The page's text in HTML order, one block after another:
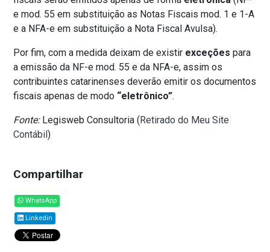
e mod. 55 em substituição as Notas Fiscais mod. 1 e 1-A
e a NFA-e em substituição a Nota Fiscal Avulsa).
Por fim, com a medida deixam de existir exceções para
a emissão da NF-e mod. 55 e da NFA-e, assim os
contribuintes catarinenses deverão emitir os documentos
fiscais apenas de modo “eletrônico”.
Fonte:Legisweb Consultoria (Retirado do Meu Site
Contábil)
Compartilhar
WhatsApp
Linkedin